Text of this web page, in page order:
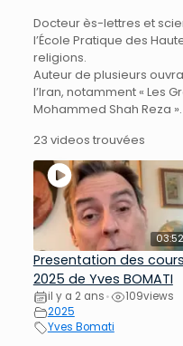
Docteur ès-lettres et
l’École Pratique des
religions.
Auteur de plusieurs
l’Iran, notamment « Les
Mohammed Shah Reza ».
23 videos trouvées
03:52
Presentation des cours
2025 de Yves BOMATI
il y a 2 ans • 109views
2025
Yves Bomati